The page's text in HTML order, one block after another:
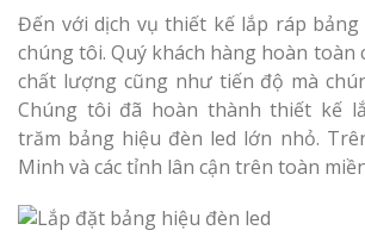
Đến với dịch vụ thiết kế lắp ráp bảng
chúng tôi. Quý khách hàng hoàn toàn
chất lượng cũng như tiến độ mà
Chúng tôi đã hoàn thành thiết kế
trăm bảng hiệu đèn led lớn nhỏ.
Minh và các tỉnh lân cận trên toàn